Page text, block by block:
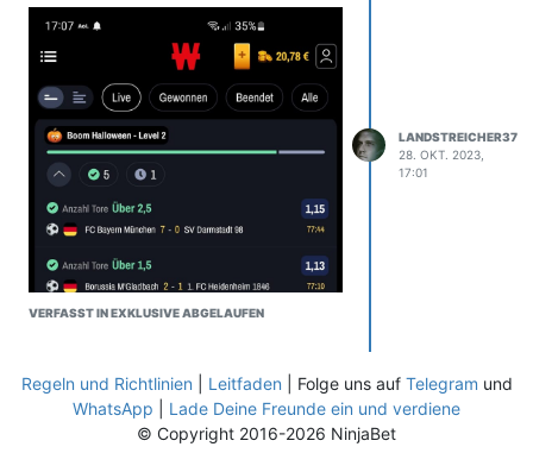
VERFASST IN EXKLUSIVE ABGELAUFEN
LANDSTREICHER37
28. OKT. 2023,
17:01
Regeln und Richtlinien Leitfaden | Folge uns auf Telegram und
WhatsApp
Lade Deine Freunde ein und verdiene
© Copyright 2016-2026 NinjaBet